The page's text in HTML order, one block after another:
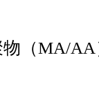
（MA/